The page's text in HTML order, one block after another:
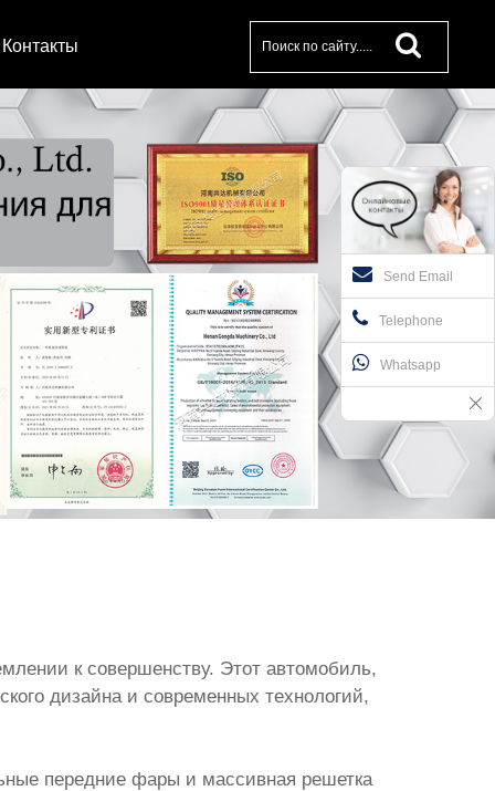
Контакты
к совершенству. Этот автомобиль,
дизайна и современных технологий,
передние фары и массивная решетка
Send Email
Telephone
Whatsapp